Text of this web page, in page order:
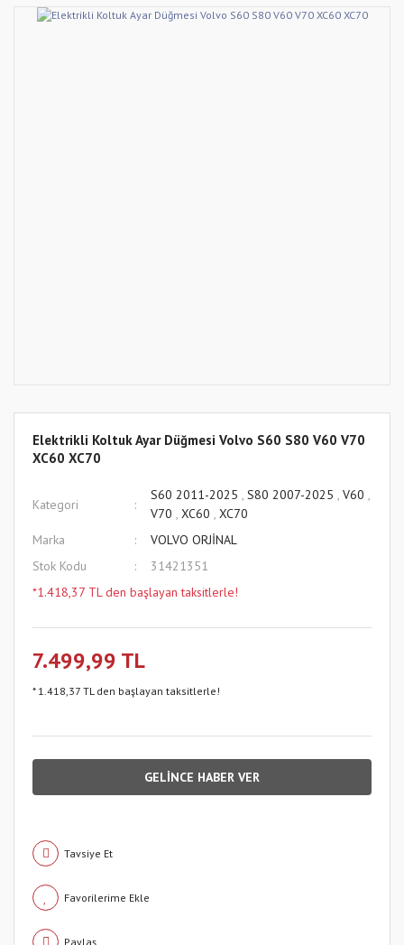
Elektrikli Koltuk Ayar Düğmesi Volvo S60 S80 V60 V70
XC60 XC70
Kategori
S60 2011-2025 , S80 2007-2025 , V60 ,
V70 , XC60 , XC70
Marka
VOLVO ORJİNAL
Stok Kodu
31421351
*1.418,37 TL den başlayan taksitlerle!
7.499,99 TL
* 1.418,37 TL den başlayan taksitlerle!
GELİNCE HABER VER
Tavsiye Et
Paylaş